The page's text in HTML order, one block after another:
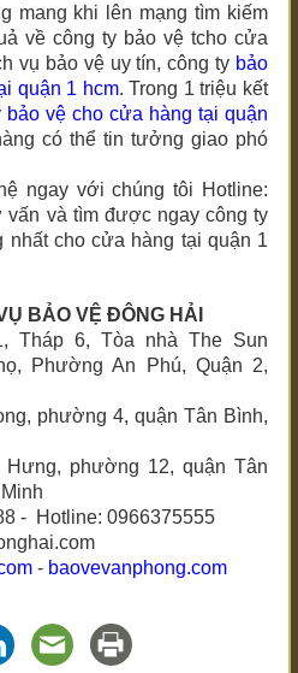
mang khi lên mạng tìm kiếm
về công ty bảo vệ tcho cửa
vụ bảo vệ uy tín, công ty bảo
quận 1 hcm. Trong 1 triệu kết
bảo vệ cho cửa hàng tại quận
có thể tin tưởng giao phó
ngay với chúng tôi Hotline:
và tìm được ngay công ty
nhất cho cửa hàng tại quận 1
BẢO VỆ ĐÔNG HẢI
Tháp 6, Tòa nhà The Sun
Phường An Phú, Quận 2,
phường 4, quận Tân Bình,
phường 12, quận Tân
- Hotline: 0966375555
- baovevanphong.com